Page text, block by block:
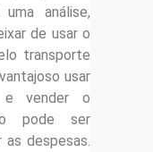
análise,
de usar o
transporte
usar
e vender o
pode ser
despesas.